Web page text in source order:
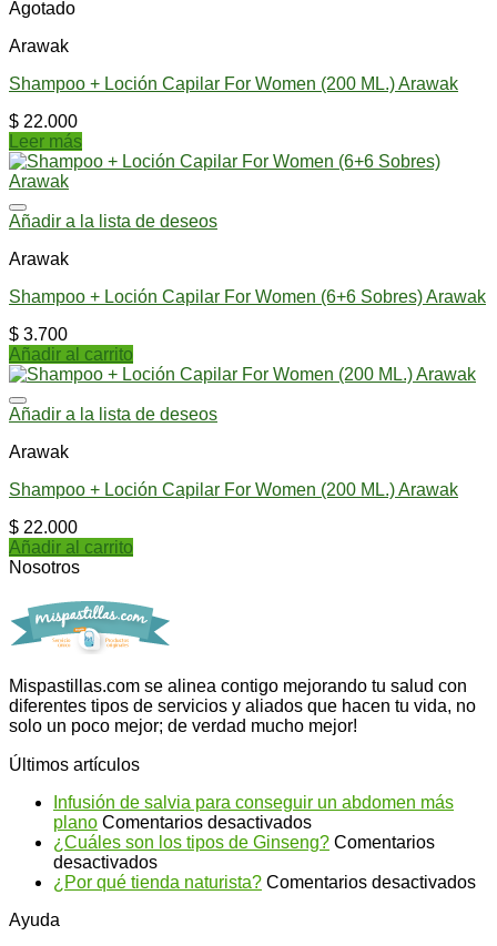
Agotado
Arawak
Shampoo + Loción Capilar For Women (200 ML.) Arawak
$ 22.000
Leer más
Añadir a la lista de deseos
Arawak
Shampoo + Loción Capilar For Women (6+6 Sobres) Arawak
$ 3.700
Añadir al carrito
Añadir a la lista de deseos
Arawak
Shampoo + Loción Capilar For Women (200 ML.) Arawak
$ 22.000
Añadir al carrito
Nosotros
Mispastillas.com se alinea contigo mejorando tu salud con
diferentes tipos de servicios y aliados que hacen tu vida, no
solo un poco mejor; de verdad mucho mejor!
Últimos artículos
Infusión de salvia para conseguir un abdomen más
plano Comentarios desactivadosen
Infusión
salvia
¿Cuáles son los tipos de Ginseng? Comentarios
desactivadosen
¿Cuáles
¿Por qué tienda naturista? Comentarios desactivadosen
Ayuda